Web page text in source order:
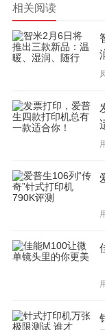
者喜爱程度也是非常
IPS硬屏。IPS硬屏的
高。它不像软屏用手
点和优势，LG电视机
验度还是十分好的
有自己独一无二的特
角度比较注重的话，
国产品牌，口碑还是
深受大家的喜爱。海
却没有止步于此。
体和良好口碑。它的
置。这种技术可以
务平台，用户可以很
相关阅读